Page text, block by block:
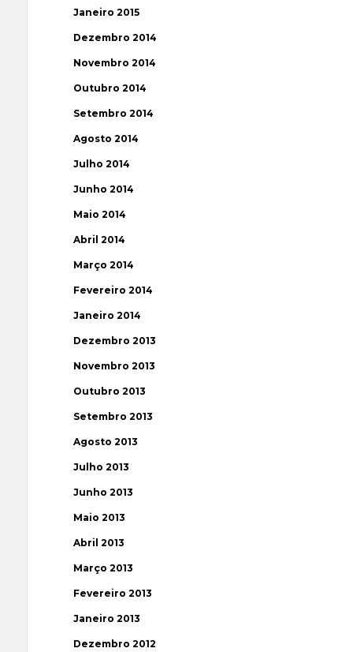
Janeiro 2015
Dezembro 2014
Novembro 2014
Outubro 2014
Setembro 2014
Agosto 2014
Julho 2014
Junho 2014
Maio 2014
Abril 2014
Março 2014
Fevereiro 2014
Janeiro 2014
Dezembro 2013
Novembro 2013
Outubro 2013
Setembro 2013
Agosto 2013
Julho 2013
Junho 2013
Maio 2013
Abril 2013
Março 2013
Fevereiro 2013
Janeiro 2013
Dezembro 2012